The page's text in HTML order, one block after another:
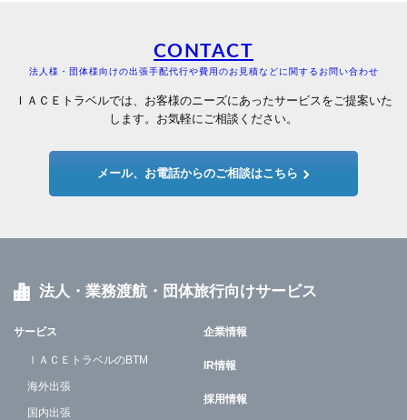
CONTACT
法人様・団体様向けの出張手配代行や費用のお見積などに関するお問い合わせ
ＩＡＣＥトラベルでは、お客様のニーズにあったサービスをご提案いた
します。お気軽にご相談ください。
メール、お電話からのご相談はこちら
法人・業務渡航・団体旅行向けサービス
サービス
ＩＡＣＥトラベルのBTM
海外出張
国内出張
企業情報
IR情報
採用情報